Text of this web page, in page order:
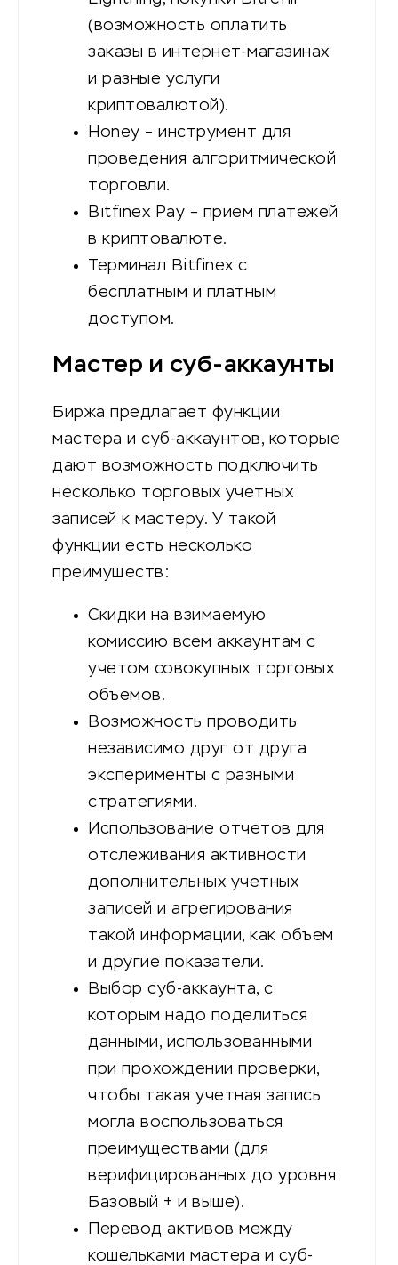
(возможность оплатить
заказы в интернет-магазинах
и разные услуги
криптовалютой).
Honey – инструмент для
проведения алгоритмической
торговли.
Bitfinex Pay – прием платежей
в криптовалюте.
Терминал Bitfinex с
бесплатным и платным
доступом.
Мастер и суб-аккаунты
Биржа предлагает функции
мастера и суб-аккаунтов, которые
дают возможность подключить
несколько торговых учетных
записей к мастеру. У такой
функции есть несколько
преимуществ:
Скидки на взимаемую
комиссию всем аккаунтам с
учетом совокупных торговых
объемов.
Возможность проводить
независимо друг от друга
эксперименты с разными
стратегиями.
Использование отчетов для
отслеживания активности
дополнительных учетных
записей и агрегирования
такой информации, как объем
и другие показатели.
Выбор суб-аккаунта, с
которым надо поделиться
данными, использованными
при прохождении проверки,
чтобы такая учетная запись
могла воспользоваться
преимуществами (для
верифицированных до уровня
Базовый + и выше).
Перевод активов между
кошельками мастера и суб-